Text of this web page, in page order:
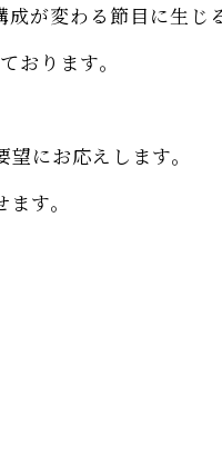
が変わる節目に生じ
おります。
にお応えします。
す。